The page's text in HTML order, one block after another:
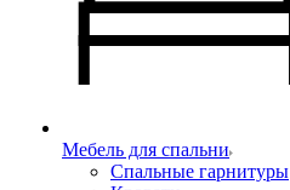
Мебель для спальни
Спальные гарнитуры